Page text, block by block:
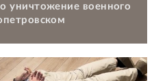
уничтожение военного